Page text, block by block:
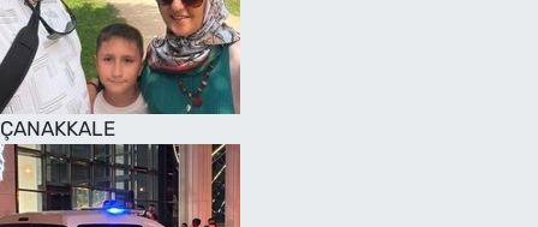
ÇANAKKALE
SAĞLIK
TV REHBERİ